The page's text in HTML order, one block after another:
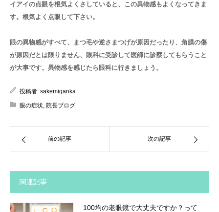
イアイの点眼を根気よくさしていると、この異物感もよくなってきま
す。根気よく点眼して下さい。
眼の異物感がすべて、まつ毛や逆さまつげが原因だったり、角膜の傷
が原因だとは限りません、眼科に受診して医師に診察してもらうこと
が大事です。異物感を感じたら眼科に行きましょう。
投稿者: sakemiganka
眼の症状, 院長ブログ
前の記事 次の記事
関連記事
100均の老眼鏡で大丈夫ですか？って